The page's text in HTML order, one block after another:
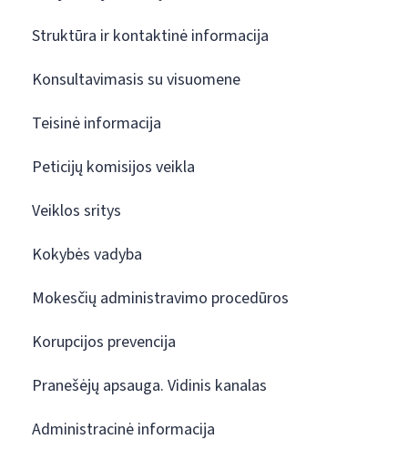
Struktūra ir kontaktinė informacija
Konsultavimasis su visuomene
Teisinė informacija
Peticijų komisijos veikla
Veiklos sritys
Kokybės vadyba
Mokesčių administravimo procedūros
Korupcijos prevencija
Pranešėjų apsauga. Vidinis kanalas
Administracinė informacija